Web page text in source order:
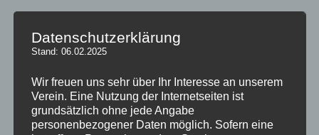
Jugend Stadtmeisterschaft
2019: Unsere kleinsten
Datenschutzerklärung
Stand: 06.02.2025
Wir freuen uns sehr über Ihr Interesse an unserem
Verein. Eine Nutzung der Internetseiten ist
grundsätzlich ohne jede Angabe
personenbezogener Daten möglich. Sofern eine